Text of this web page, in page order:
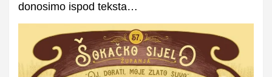
donosimo ispod teksta…